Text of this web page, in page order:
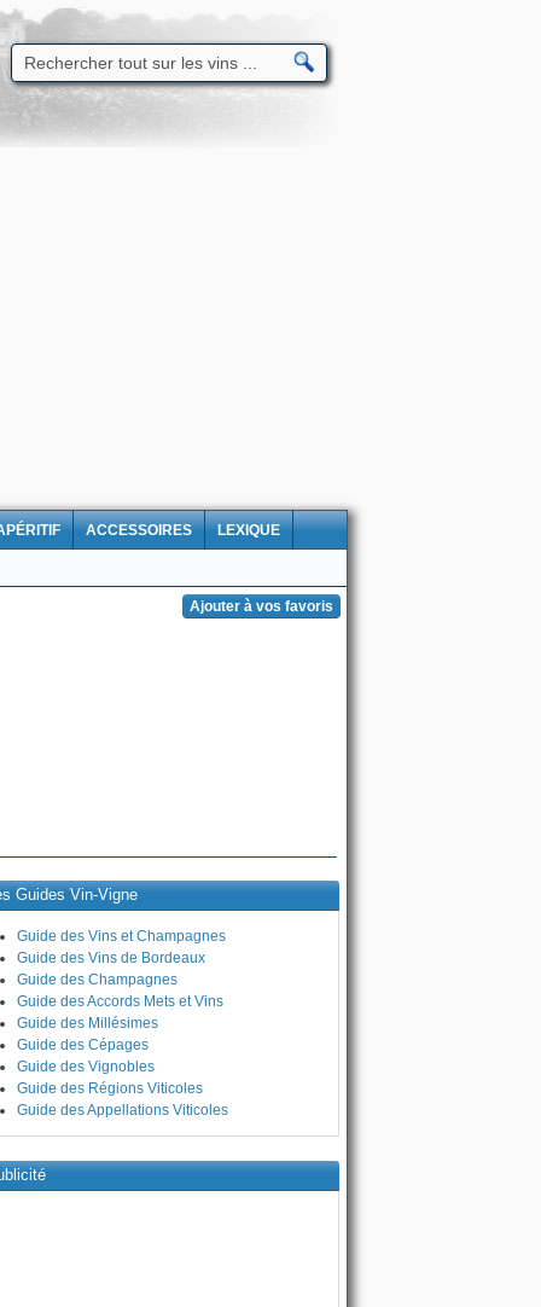
ACCESSOIRES LEXIQUE
Guides Vin-Vigne
Guide des Vins et Champagnes
Guide des Vins de Bordeaux
Guide des Champagnes
Guide des Accords Mets et Vins
Guide des Millésimes
Guide des Cépages
Guide des Vignobles
Guide des Régions Viticoles
Guide des Appellations Viticoles